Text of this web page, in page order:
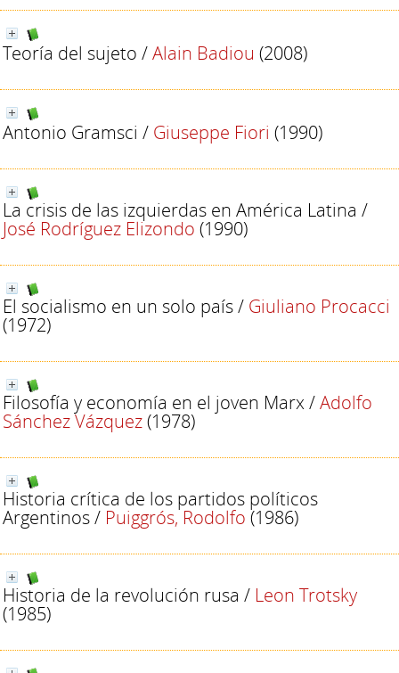
Teoría del sujeto /Alain Badiou (2008)
Antonio Gramsci / Giuseppe Fiori (1990)
La crisis de las izquierdas en América Latina /
José Rodríguez Elizondo (1990)
El socialismo en un solo país/ Giuliano Procacci
(1972)
Filosofía y economía en el joven Marx/Adolfo
Sánchez Vázquez(1978)
Historia crítica de los partidos políticos
Argentinos/ Puiggrós, Rodolfo (1986)
Historia de la revolución rusa / Leon Trotsky
(1985)